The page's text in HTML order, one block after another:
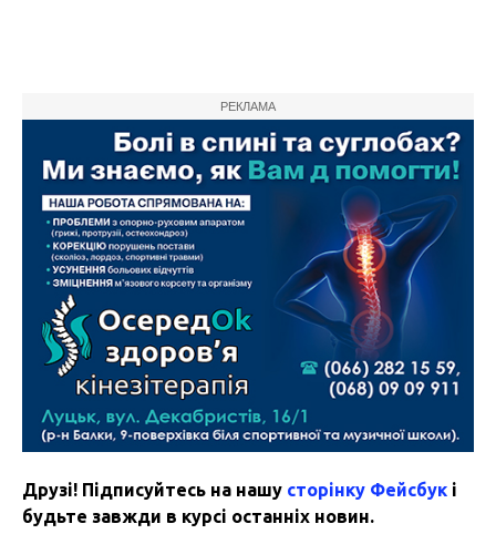
РЕКЛАМА
Друзі! Підписуйтесь на нашу сторінку Фейсбук і
будьте завжди в курсі останніх новин.